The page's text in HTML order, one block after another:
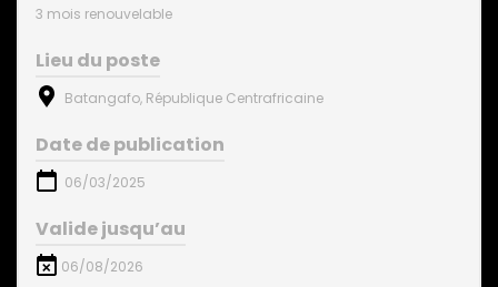
3 mois renouvelable
Lieu du poste
Batangafo, République Centrafricaine
Date de publication
06/03/2025
Valide jusqu’au
06/08/2026